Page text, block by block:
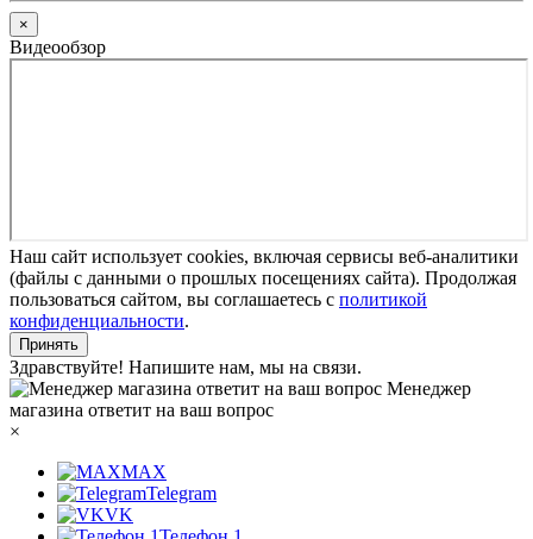
×
Видеообзор
Наш сайт использует cookies, включая сервисы веб-аналитики
(файлы с данными о прошлых посещениях сайта). Продолжая
пользоваться сайтом, вы соглашаетесь с политикой
конфиденциальности.
Принять
Здравствуйте! Напишите нам, мы на связи.
Менеджер
магазина ответит на ваш вопрос
×
MAX
Telegram
VK